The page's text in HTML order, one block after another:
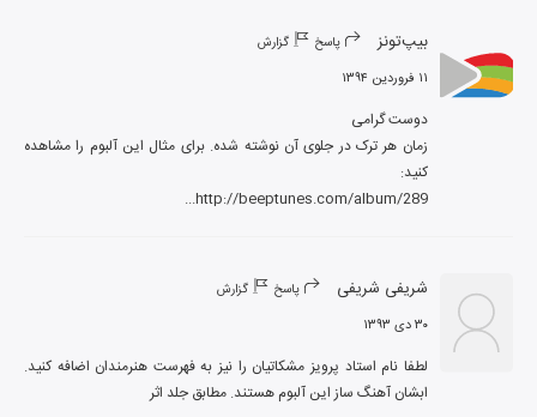
بیپ‌تونز پاسخ گزارش
۱۱ فروردین ۱۳۹۴
http://beeptunes.com/album/289...
شریفی شریفی پاسخ گزارش
۳۰ دی ۱۳۹۳
ابشان آهنگ ساز این آلبوم هستند. مطابق جلد اثر